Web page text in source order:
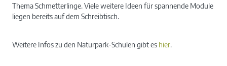
Thema Schmetterlinge. Viele weitere Ideen für spannende Module
liegen bereits auf dem Schreibtisch.
Weitere Infos zu den Naturpark-Schulen gibt es hier.